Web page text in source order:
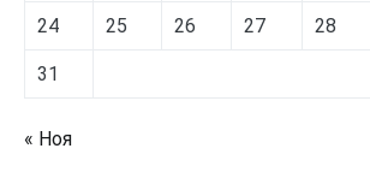
24 25 26 27 28
31
« Ноя